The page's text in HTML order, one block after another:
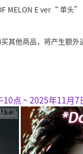
MELON E ver“ 单
其他商品，将产生额外
点 ~ 2025年11月7